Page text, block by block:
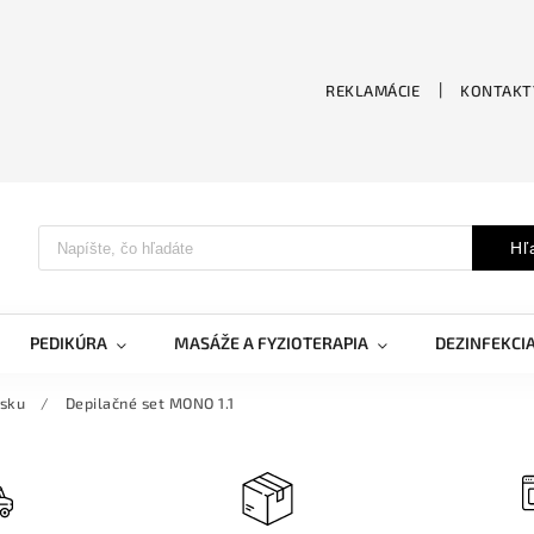
REKLAMÁCIE
PEDIKÚRA MASÁŽE A FYZIOTERAPIA
/ Depilačné set MONO 1.1